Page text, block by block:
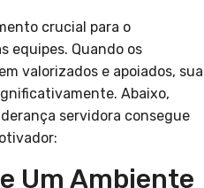
crucial para o
equipes. Quando os
valorizados e apoiados, sua
Abaixo,
servidora consegue
Um Ambiente